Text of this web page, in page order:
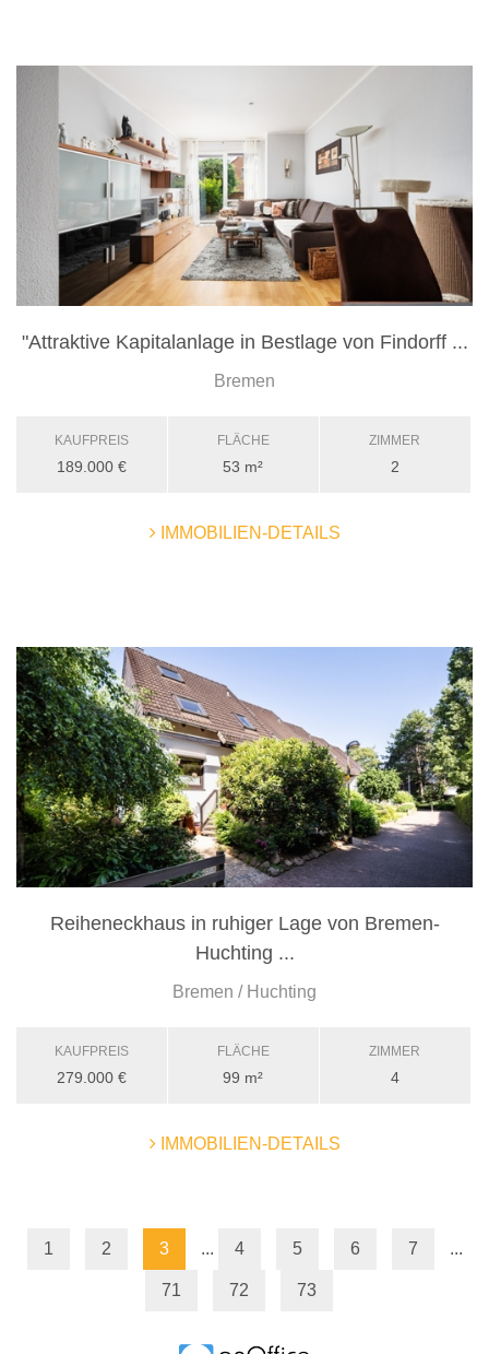
"Attraktive Kapitalanlage in Bestlage von Findorff ...
Bremen
KAUFPREIS
189.000 €
FLÄCHE
53 m²
ZIMMER
2
IMMOBILIEN-DETAILS
Reiheneckhaus in ruhiger Lage von Bremen-
Huchting ...
Bremen / Huchting
KAUFPREIS
279.000 €
FLÄCHE
99 m²
ZIMMER
4
IMMOBILIEN-DETAILS
1 2 3 ... 4 5 6 7 ...
71 72 73